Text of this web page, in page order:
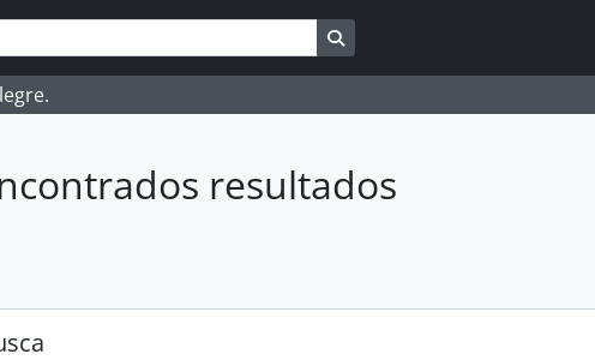
Busque na página de navegação
resultados